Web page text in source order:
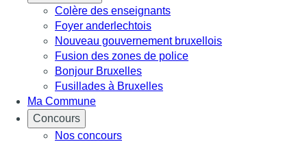
Colère des enseignants
Foyer anderlechtois
Nouveau gouvernement bruxellois
Fusion des zones de police
Bonjour Bruxelles
Fusillades à Bruxelles
Ma Commune
Concours
Nos concours